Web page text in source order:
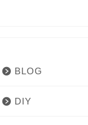
BLOG
DIY